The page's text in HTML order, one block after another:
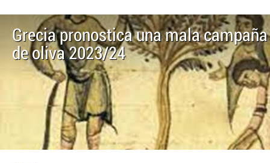
Grecia pronostica una mala
de oliva 2023/24